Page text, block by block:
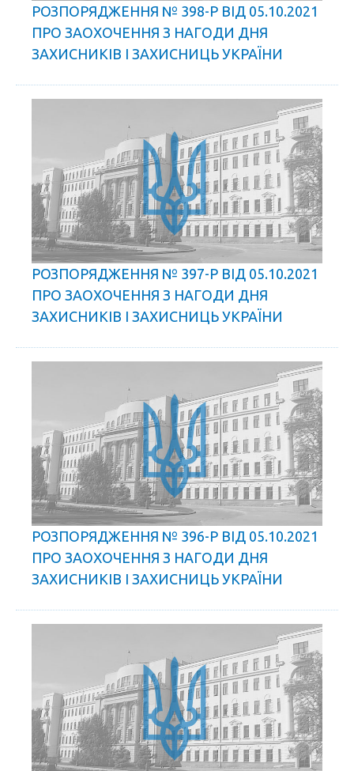
РОЗПОРЯДЖЕННЯ № 398-Р ВІД 05.10.2021
ПРО ЗАОХОЧЕННЯ З НАГОДИ ДНЯ
ЗАХИСНИКІВ І ЗАХИСНИЦЬ УКРАЇНИ
РОЗПОРЯДЖЕННЯ № 397-Р ВІД 05.10.2021
ПРО ЗАОХОЧЕННЯ З НАГОДИ ДНЯ
ЗАХИСНИКІВ І ЗАХИСНИЦЬ УКРАЇНИ
РОЗПОРЯДЖЕННЯ № 396-Р ВІД 05.10.2021
ПРО ЗАОХОЧЕННЯ З НАГОДИ ДНЯ
ЗАХИСНИКІВ І ЗАХИСНИЦЬ УКРАЇНИ